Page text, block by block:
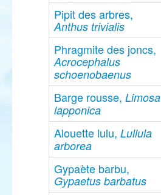
Pipit des arbres,
Anthus trivialis
Phragmite des joncs,
Acrocephalus
schoenobaenus
Barge rousse, Limosa
lapponica
Alouette lulu, Lullula
arborea
Gypaète barbu,
Gypaetus barbatus